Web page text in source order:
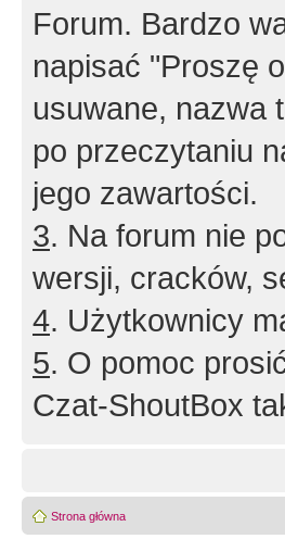
Forum. Bardzo
napisać "Proszę
usuwane, nazwa
po przeczytaniu
jego zawartości.
3. Na forum nie
wersji, cracków,
4. Użytkownicy
5. O pomoc
Czat-ShoutBox
Strona główna